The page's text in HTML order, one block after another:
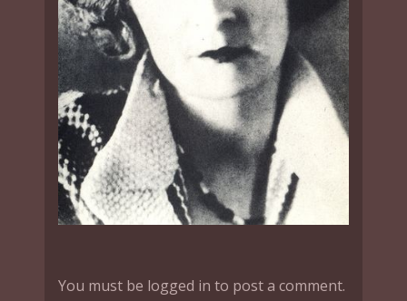
You must be logged in to post a comment.